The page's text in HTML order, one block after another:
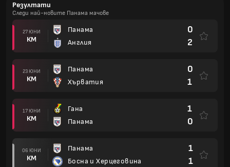
Резултати
Следи най-новите Панама мачове
27 ЮНИ
КМ
Панама
Англия
0
2
23 ЮНИ
КМ
Панама
Хърватия
0
1
17 ЮНИ
КМ
Гана
Панама
1
0
06 ЮНИ
КМ
Панама
Босна и Херцеговина
1
1